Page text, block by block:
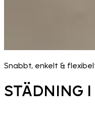
Snabbt, enkelt &
STÄDNING I